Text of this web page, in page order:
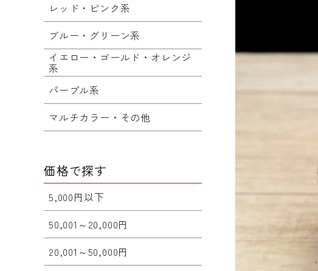
レッド・ピンク系
ブルー・グリーン系
イエロー・ゴールド・オレンジ
系
パープル系
マルチカラー・その他
価格で探す
5,000円以下
50,001～20,000円
20,001～50,000円